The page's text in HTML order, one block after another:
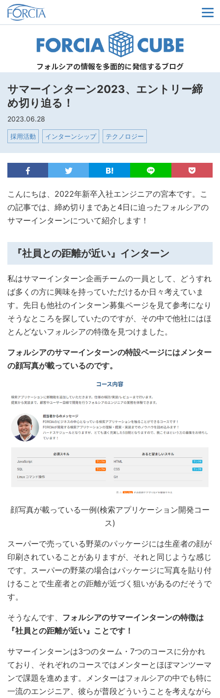
メ
フォルシアの情報を多面的に発信するブログ
サマーインターン2023、エントリー締
め切り迫る！
2023.06.28
採用活動 インターンシップ テクノロジー
こんにちは、2022年新卒入社エンジニアの宮本です。こ
の記事では、締め切りまであと4日に迫ったフォルシアの
サマーインターンについて紹介します！
『社員との距離が近い』インターン
私はサマーインターン企画チームの一員として、どうすれ
ば多くの方に興味を持っていただけるか日々考えていま
す。先日も他社のインターン募集ページを見て参考になり
そうなところを探していたのですが、その中で他社にはほ
とんどないフォルシアの特徴を見つけました。
フォルシアのサマーインターンの特設ページにはメンター
の顔写真が載っているのです。
顔写真が載っている一例(検索アプリケーション開発コー
ス)
スーパーで売っている野菜のパッケージには生産者の顔が
印刷されていることがありますが、それと同じような感じ
です。スーパーの野菜の場合はパッケージに写真を貼り付
けることで生産者との距離が近づく狙いがあるのだそうで
す。
そうなんです、 フォルシアのサマーインターンの特徴は
『社員との距離が近い』ことです！
サマーインターンは3つのターム・7つのコースに分かれ
ており、それぞれのコースではメンターとほぼマンツーマ
ンで課題を進めます。メンターはフォルシアの中でも特に
一流のエンジニア、彼らが普段どういうことを考えながら